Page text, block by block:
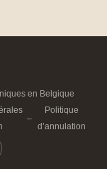
en Belgique
–
Politique
d’annulation